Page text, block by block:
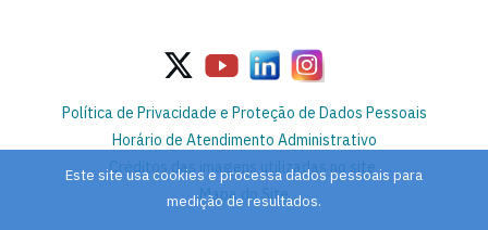
Política de Privacidade e Proteção de Dados Pessoais
Horário de Atendimento Administrativo
Créditos das imagens utilizadas no site
Mapa do Site
Este site usa cookies e processa dados pessoais para
medição de resultados.